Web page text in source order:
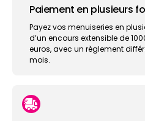
Paiement en plusieurs
Payez vos menuiseries en
d’un encours extensible de
euros, avec un règlement
mois.